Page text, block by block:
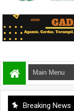
Breaking News